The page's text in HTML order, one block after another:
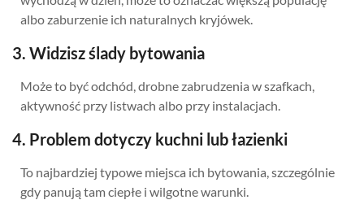
albo zaburzenie ich naturalnych kryjówek.
3. Widzisz ślady bytowania
Może to być odchód, drobne zabrudzenia w szafkach,
aktywność przy listwach albo przy instalacjach.
4. Problem dotyczy kuchni lub łazienki
To najbardziej typowe miejsca ich bytowania, szczególnie
gdy panują tam ciepłe i wilgotne warunki.